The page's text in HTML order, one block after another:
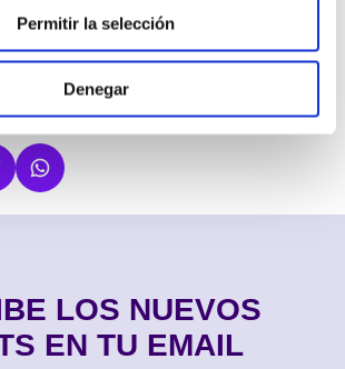
Permitir la selección
Denegar